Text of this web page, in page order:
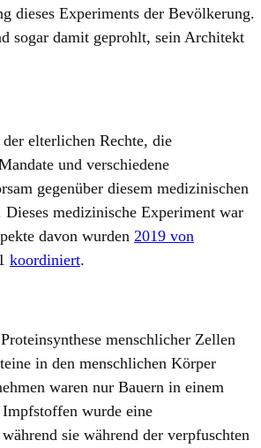
dieses Experiments der Bevölkerung.
sogar damit geprohlt, sein Architekt
elterlichen Rechte, die
und verschiedene
gegenüber diesem medizinischen
medizinische Experiment war
davon wurden 2019 von
koordiniert.
menschlicher Zellen
in den menschlichen Körper
waren nur Bauern in einem
wurde eine
sie während der verpfuschten